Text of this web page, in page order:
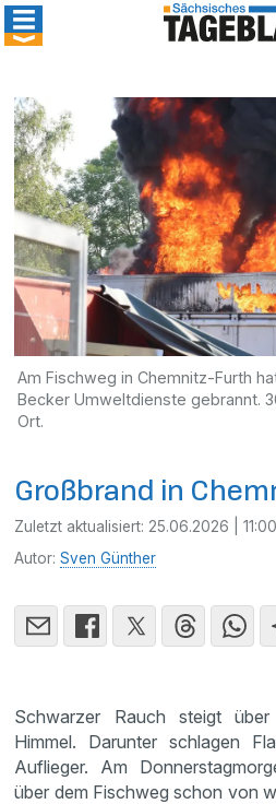
Am Fischweg in Chemnitz-Furth
Becker Umweltdienste gebrannt.
Ort.
Großbrand in
Zuletzt aktualisiert: 25.06.2026 |
Autor:Sven Günther
Schwarzer Rauch steigt
Himmel. Darunter schlagen
Auflieger. Am
über dem Fischweg schon von